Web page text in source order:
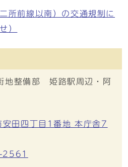
所前線以南）の交通規制に
）
整備部 姫路駅周辺・阿
田四丁目1番地 本庁舎7